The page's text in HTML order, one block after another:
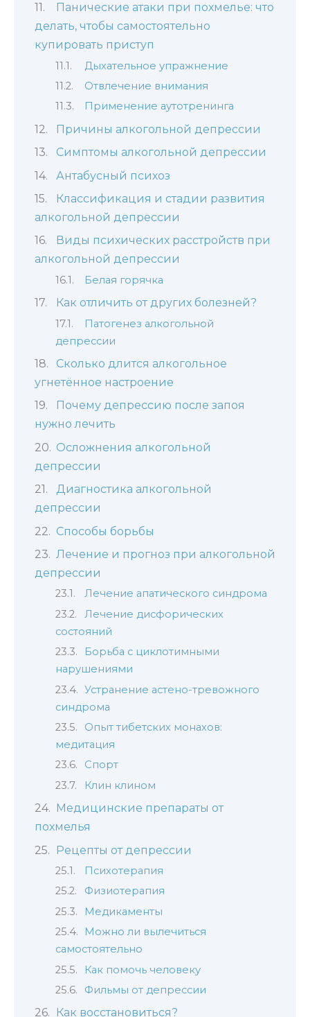
Панические атаки при похмелье: что
делать, чтобы самостоятельно
купировать приступ
Дыхательное упражнение
Отвлечение внимания
Применение аутотренинга
Причины алкогольной депрессии
Симптомы алкогольной депрессии
Антабусный психоз
Классификация и стадии развития
алкогольной депрессии
Виды психических расстройств при
алкогольной депрессии
Белая горячка
Как отличить от других болезней?
Патогенез алкогольной
депрессии
Сколько длится алкогольное
угнетённое настроение
Почему депрессию после запоя
нужно лечить
Осложнения алкогольной
депрессии
Диагностика алкогольной
депрессии
Способы борьбы
Лечение и прогноз при алкогольной
депрессии
Лечение апатического синдрома
Лечение дисфорических
состояний
Борьба с циклотимными
нарушениями
Устранение астено-тревожного
синдрома
Опыт тибетских монахов:
медитация
Спорт
Клин клином
Медицинские препараты от
похмелья
Рецепты от депрессии
Психотерапия
Физиотерапия
Медикаменты
Можно ли вылечиться
самостоятельно
Как помочь человеку
Фильмы от депрессии
Как восстановиться?